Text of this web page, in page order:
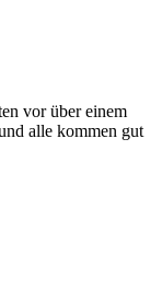
vor über einem
alle kommen gut